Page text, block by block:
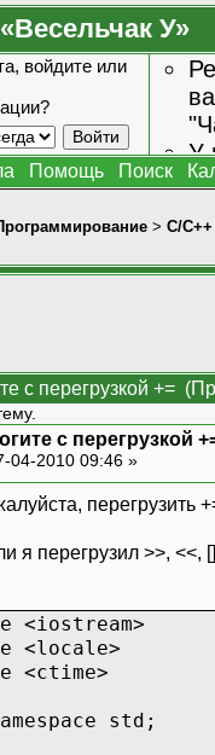
У»
войдите или
У
Помощь Поиск
> C/C++
с перегрузкой +=
с перегрузкой
04-2010 09:46 »
перегрузить
я перегрузил >>, <<,
<iostream>
<locale>
<ctime>
std;